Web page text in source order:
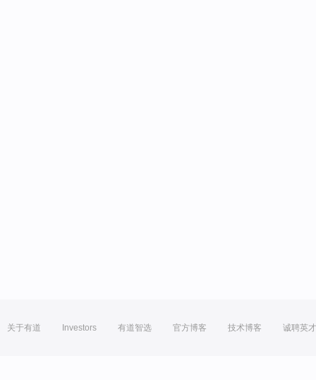
关于有道 Investors 有道智选 官方博客 技术博客 诚聘英才